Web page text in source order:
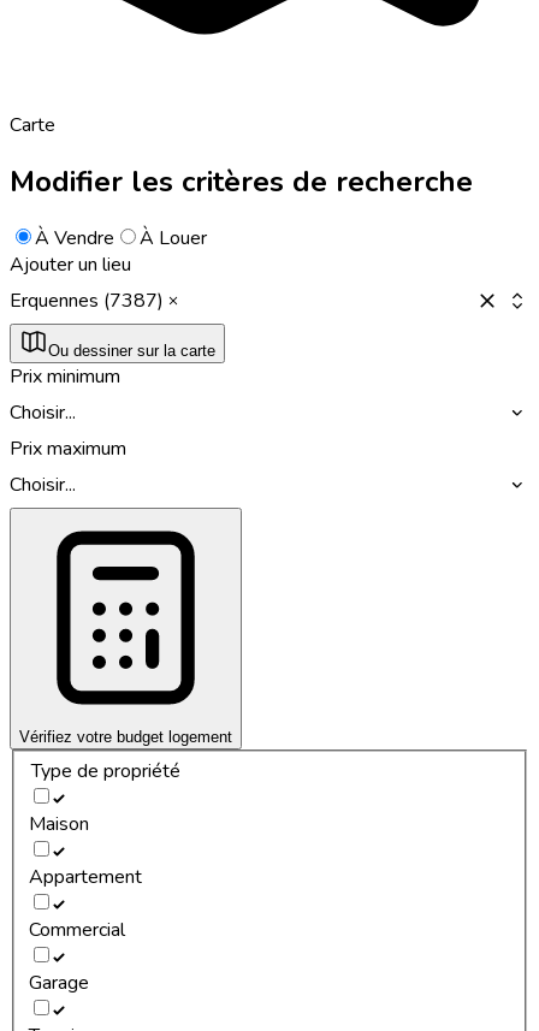
Carte
Modifier les critères de recherche
À Vendre
À Louer
Ajouter un lieu
Erquennes (7387)
Ou dessiner sur la carte
Prix minimum
Choisir...
Prix maximum
Choisir...
Vérifiez votre budget logement
Type de propriété
Maison
Appartement
Commercial
Garage